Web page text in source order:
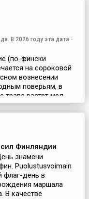
В 2026 году эта дата -
(по-фински
на сороковой
вознесении
поверьям, в
растет мед...
Финляндии
знамени
Puolustusvoimain
флаг-день в
маршала
В качестве